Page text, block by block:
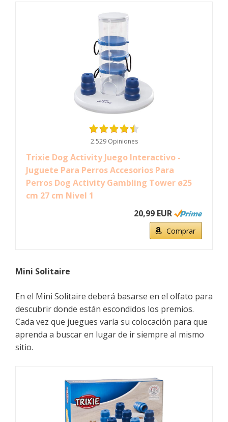
2.529 Opiniones
Trixie Dog Activity Juego Interactivo -
Juguete Para Perros Accesorios Para
Perros Dog Activity Gambling Tower ø25
cm 27 cm Nivel 1
20,99 EUR
Comprar
Mini Solitaire
En el Mini Solitaire deberá basarse en el olfato para
descubrir donde están escondidos los premios.
Cada vez que juegues varía su colocación para que
aprenda a buscar en lugar de ir siempre al mismo
sitio.